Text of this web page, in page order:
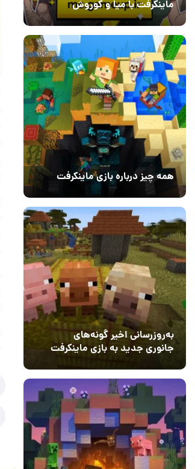
ماینکرفت با میا و کوروش
7
30 دی 1403
همه چیز درباره بازی ماینکرفت
به‌روزرسانی اخیر گونه‌های
جانوری جدید به بازی ماینکرفت